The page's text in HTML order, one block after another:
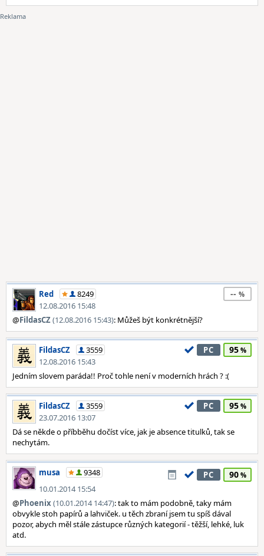
Red
8249
12.08.2016 15:48
--
@FildasCZ(12.08.2016 15:43): Můžeš být konkrétnější?
FildasCZ
3559
12.08.2016 15:43
PC 95
Jedním slovem paráda!! Proč tohle není v moderních hrách ? :(
FildasCZ
3559
23.07.2016 13:07
PC 95
Dá se někde o příbběhu dočíst více, jak je absence titulků, tak se
nechytám.
musa
9348
10.01.2014 15:54
PC 90
@Phoenix(10.01.2014 14:47): tak to mám podobně, taky mám
obvykle stoh papírů a lahviček. u těch zbraní jsem tu spíš dával
pozor, abych měl stále zástupce různých kategorií - těžší, lehké, luk
atd.